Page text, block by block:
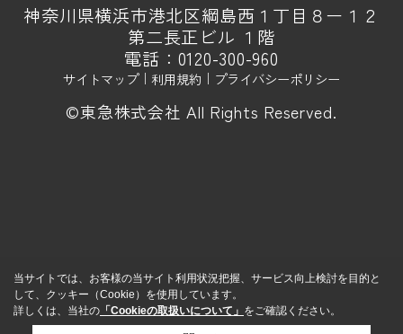
神奈川県横浜市港北区綱島西１丁目８ー１２
第二長正ビル １階
電話： 0120-300-960
サイトマップ｜ 利用規約 ｜ プライバシーポリシー
©東急株式会社 All Rights Reserved.
当サイトでは、お客様の当サイト利用状況把握、サービス向上検討を目的と
して、クッキー（Cookie）を使用しています。
詳しくは、当社の 「Cookieの取扱いについて」 をご確認ください。